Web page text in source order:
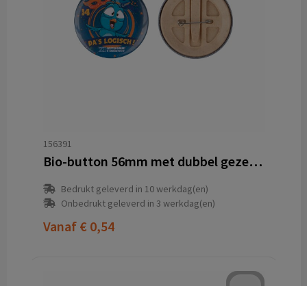
156391
Bio-button 56mm met dubbel gezekerde speld
Bedrukt geleverd in 10 werkdag(en)
Onbedrukt geleverd in 3 werkdag(en)
Vanaf € 0,54